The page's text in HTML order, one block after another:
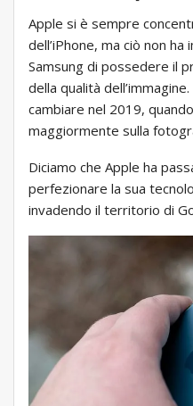
Apple si è sempre
dell’iPhone, ma ciò non
Samsung di possedere il
della qualità
cambiare nel 2019,
maggiormente sulla
Diciamo che Apple ha
perfezionare la sua
invadendo il territorio di